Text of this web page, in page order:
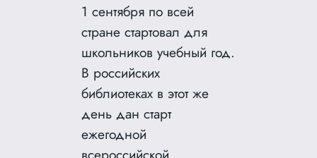
1 сентября по всей
стране стартовал для
школьников учебный год.
В российских
библиотеках в этот же
день дан старт
ежегодной